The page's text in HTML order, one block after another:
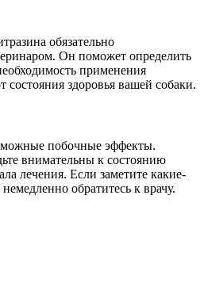
обязательно
Он поможет определить
применения
состояния здоровья вашей собаки.
побочные эффекты.
внимательны к состоянию
лечения. Если заметите какие-
обратитесь к врачу.